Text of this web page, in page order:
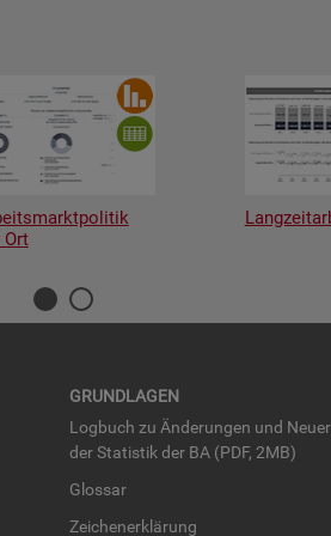
Ort
GRUND­LA­GEN
Log­buch zu Än­de­run­gen und
der Sta­tis­tik der BA (PDF, 2MB)
Glos­sar
Zei­chen­er­klä­rung